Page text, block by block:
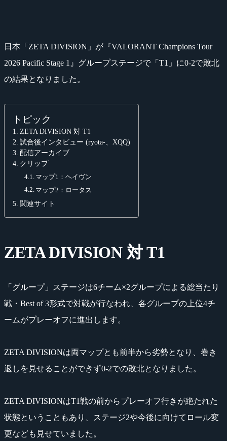
日本「ZETA DIVISION」が『VALORANT Champions Tour
2026 Pacific Stage 1』グループステージで「T1」に0-2で敗北
の結果となりました。
トピック
ZETA DIVISION 対 T1
試合後インタビュー (ryota-、XQQ)
配信アーカイブ
クリップ
マップ1：ヘイヴン
マップ2：ロータス
関連サイト
ZETA DIVISION 対 T1
「グループ」ステージは6チーム×2グループによる総当たり
戦・Best of 3形式で対戦が行なわれ、各グループの上位4チ
ームがプレーオフに進出します。
ZETA DIVISIONは両マップとも前半から劣勢となり、巻き
返しを見せることができず0-2での敗北となりました。
ZETA DIVISIONはT1戦の前からプレーオフ行きが絶たれた
状態ということもあり、ステージ2や今後に向けてロール変
更なども見せていました。